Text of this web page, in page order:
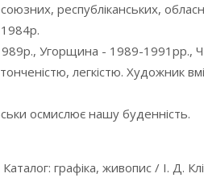
республіканських,
1984р.
Угорщина - 1989-1991рр.,
легкістю. Художник
осмислює нашу буденність.
графіка, живопис / І. Д.